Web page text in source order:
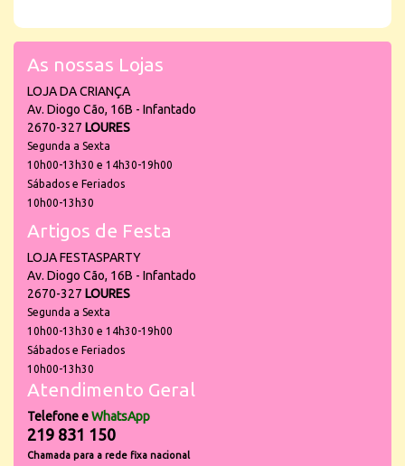
As nossas Lojas
LOJA DA CRIANÇA
Av. Diogo Cão, 16B - Infantado
2670-327 LOURES
Segunda a Sexta
10h00-13h30 e 14h30-19h00
Sábados e Feriados
10h00-13h30
Artigos de Festa
LOJA FESTASPARTY
Av. Diogo Cão, 16B - Infantado
2670-327 LOURES
Segunda a Sexta
10h00-13h30 e 14h30-19h00
Sábados e Feriados
10h00-13h30
Atendimento Geral
Telefone eWhatsApp
219 831 150
Chamada para a rede fixa nacional